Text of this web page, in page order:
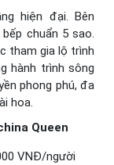
hiện đại. Bên
chuẩn 5 sao.
tham gia lộ trình
hành trình sông
phong phú, đa
hoa.
Queen
VNĐ/người